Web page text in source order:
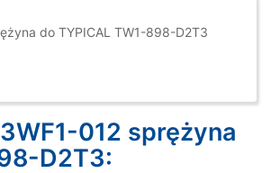
do TYPICAL TW1-898-D2T3
012 sprężyna
D2T3: